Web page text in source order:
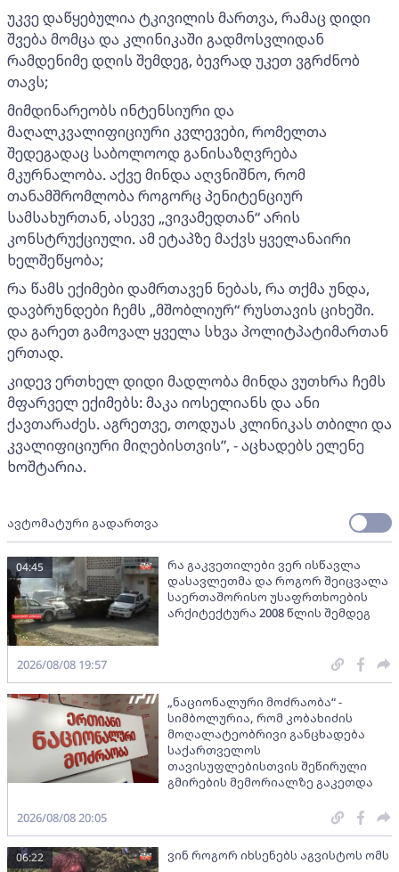
უკვე დაწყებულია ტკივილის მართვა, რამაც დიდი
შვება მომცა და კლინიკაში გადმოსვლიდან
რამდენიმე დღის შემდეგ, ბევრად უკეთ ვგრძნობ
თავს;
მიმდინარეობს ინტენსიური და
მაღალკვალიფიციური კვლევები, რომელთა
შედეგადაც საბოლოოდ განისაზღვრება
მკურნალობა. აქვე მინდა აღვნიშნო, რომ
თანამშრომლობა როგორც პენიტენციურ
სამსახურთან, ასევე „ვივამედთან“ არის
კონსტრუქციული. ამ ეტაპზე მაქვს ყველანაირი
ხელშეწყობა;
რა წამს ექიმები დამრთავენ ნებას, რა თქმა უნდა,
დავბრუნდები ჩემს „მშობლიურ“ რუსთავის ციხეში.
და გარეთ გამოვალ ყველა სხვა პოლიტპატიმართან
ერთად.
კიდევ ერთხელ დიდი მადლობა მინდა ვუთხრა ჩემს
მფარველ ექიმებს: მაკა იოსელიანს და ანი
ქავთარაძეს. აგრეთვე, თოდუას კლინიკას თბილი და
კვალიფიციური მიღებისთვის”, - აცხადებს ელენე
ხოშტარია.
ავტომატური გადართვა
რა გაკვეთილები ვერ ისწავლა
დასავლეთმა და როგორ შეიცვალა
საერთაშორისო უსაფრთხოების
არქიტექტურა 2008 წლის შემდეგ
04:45
2026/08/08 19:57
„ნაციონალური მოძრაობა“ -
სიმბოლურია, რომ კობახიძის
მოღალატეობრივი განცხადება
საქართველოს
თავისუფლებისთვის შეწირული
გმირების მემორიალზე გაკეთდა
2026/08/08 20:05
ვინ როგორ იხსენებს აგვისტოს ომს
06:22